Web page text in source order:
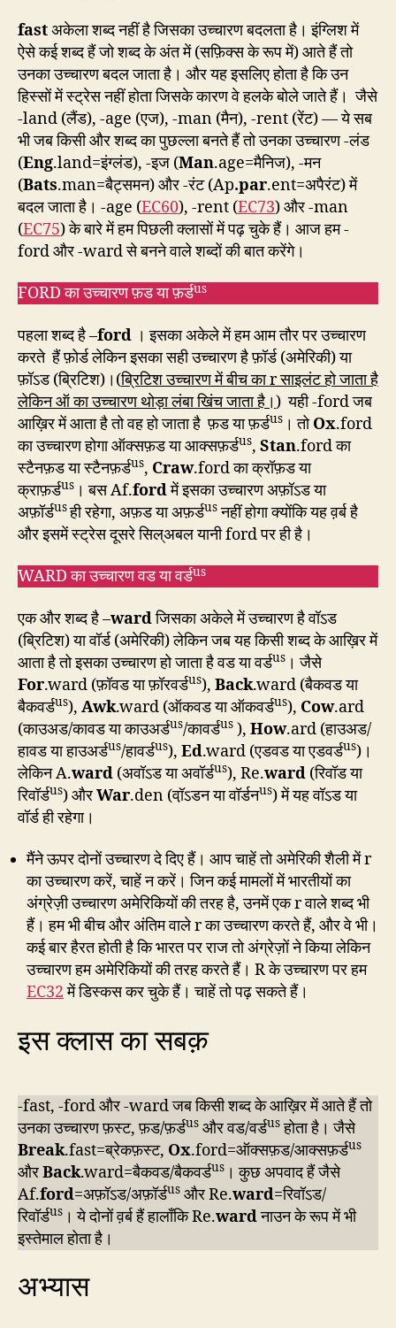
fastअकेला शब्द नहीं है जिसका उच्चारण बदलता है। इंग्लिश में
ऐसे कई शब्द हैं जो शब्द के अंत में (सफ़िक्स के रूप में) आते हैं तो
उनका उच्चारण बदल जाता है। और यह इसलिए होता है कि उन
हिस्सों में स्ट्रेस नहीं होता जिसके कारण वे हलके बोले जाते हैं। जैसे
-land (लैंड), -age (एज), -man (मैन), -rent (रेंट) — ये सब
भी जब किसी और शब्द का पुछल्ला बनते हैं तो उनका उच्चारण -लंड
(Eng.land=इंग्लंड), -इज (Man.age=मैनिज), -मन
(Bats.man=बैट्समन) और -रंट (Ap.par.ent=अपैरंट) में
बदल जाता है। -age (EC60), -rent (EC73) और -man
(EC75) के बारे में हम पिछली क्लासों में पढ़ चुके हैं। आज हम -
ford और -ward से बनने वाले शब्दों की बात करेंगे।
FORD का उच्चारण फ़ड या फ़र्डus
पहला शब्द है –ford । इसका अकेले में हम आम तौर पर उच्चारण
करते हैं फ़ोर्ड लेकिन इसका सही उच्चारण है फ़ॉर्ड (अमेरिकी) या
फ़ॉऽड (ब्रिटिश)।(ब्रिटिश उच्चारण में बीच का r साइलंट हो जाता है
लेकिन ऑ का उच्चारण थोड़ा लंबा खिंच जाता है।) यही -ford जब
आख़िर में आता है तो वह हो जाता है फ़ड या फ़र्डus । तोOx.ford
का उच्चारण होगा ऑक्सफ़ड या आक्सफ़र्डus, Stan.ford का
स्टैनफ़ड या स्टैनफ़र्डus, Craw.ford का क्रॉफ़ड या
क्राफ़र्डus । बस Af.fordमें इसका उच्चारण अफ़ॉऽड या
अफ़ॉर्डusही रहेगा, अफ़ड या अफ़र्डusनहीं होगा क्योंकि यह व़र्ब है
और इसमें स्ट्रेस दूसरे सिल्अबल यानी ford पर ही है।
WARD का उच्चारण वड या वर्डus
एक और शब्द है –wardजिसका अकेले में उच्चारण है वॉऽड
(ब्रिटिश) या वॉर्ड (अमेरिकी) लेकिन जब यह किसी शब्द के आख़िर में
आता है तो इसका उच्चारण हो जाता है वड या वर्डus । जैसे
For.ward (फ़ॉवड या फ़ॉरवर्डus), Back.ward (बैकवड या
बैकवर्डus), Awk.ward (ऑकवड या ऑकवर्डus), Cow.ard
(काउअड/कावड या काउअर्डus/कावर्डus ), How.ard (हाउअड/
हावड या हाउअर्डus/हावर्डus), Ed.ward (एडवड या एडवर्डus)।
लेकिन A.ward (अवॉऽड या अवॉर्डus), Re.ward (रिवॉड या
रिवॉर्डus) औरWar.den (वॉ़ऽडन या वॉर्डनus) में यह वॉऽड या
वॉर्ड ही रहेगा।
मैंने ऊपर दोनों उच्चारण दे दिए हैं। आप चाहें तो अमेरिकी शैली में r
का उच्चारण करें, चाहें न करें। जिन कई मामलों में भारतीयों का
अंग्रेज़ी उच्चारण अमेरिकियों की तरह है, उनमें एक r वाले शब्द भी
हैं। हम भी बीच और अंतिम वाले r का उच्चारण करते हैं, और वे भी।
कई बार हैरत होती है कि भारत पर राज तो अंग्रेज़ों ने किया लेकिन
उच्चारण हम अमेरिकियों की तरह करते हैं। R के उच्चारण पर हम
EC32में डिस्कस कर चुके हैं। चाहें तो पढ़ सकते हैं।
इस क्लास का सबक़
-fast, -ford और -ward जब किसी शब्द के आख़िर में आते हैं तो
उनका उच्चारण फ़स्ट, फ़ड/फ़र्डus और वड/वर्डusहोता है। जैसे
Break.fast=ब्रेकफ़स्ट, Ox.ford=ऑक्सफ़ड/आक्सफ़र्डus
औरBack.ward=बैकवड/बैकवर्डus । कुछ अपवाद हैं जैसे
Af.ford=अफ़ॉऽड/अफ़ॉर्डus और Re.ward=रिवॉऽड/
रिवॉर्डus । ये दोनों व़र्ब हैं हालाँकि Re.wardनाउन के रूप में भी
इस्तेमाल होता है।
अभ्यास